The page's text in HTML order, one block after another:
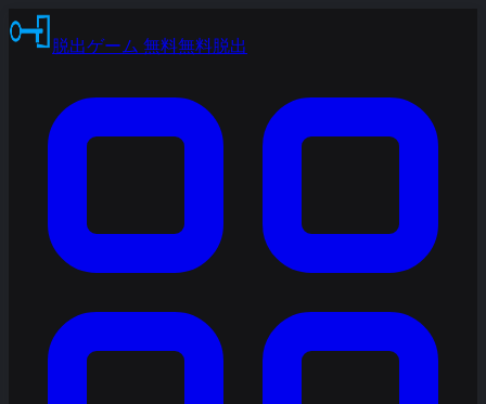
脱出ゲーム 無料無料脱出